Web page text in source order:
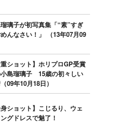
璃子が初写真集「“素”すぎ
んなさい！」 （13年07月09
重ショット】ホリプロGP受賞
島瑠璃子 15歳の初々しい
09年10月18日）
身ショット】こじるり、ウェ
グドレスで魅了！